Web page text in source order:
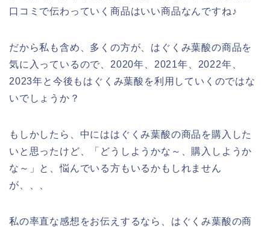
口コミで伝わっていく商品はいい商品なんですね♪
だから私も含め、多くの方が、はぐくみ葉酸の商品を
気に入っているので、2020年、2021年、2022年、
2023年と今後もはぐくみ葉酸を利用していくのではな
いでしょうか？
もしかしたら、中にははぐくみ葉酸の商品を購入した
いと思ったけど、「どうしようかな～、購入しようか
な～」と、悩んでいる方もいるかもしれません
が、、、
私の率直な感想をお伝えするなら、はぐくみ葉酸の商